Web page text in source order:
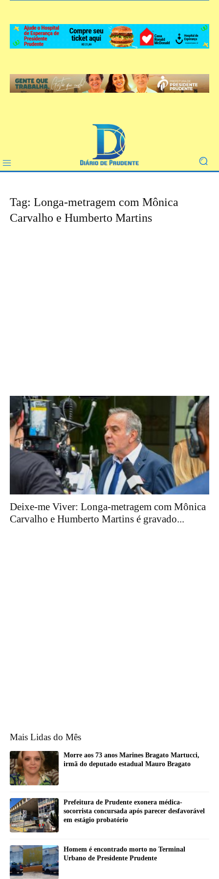
Tag: Longa-metragem com Mônica
Carvalho e Humberto Martins
Deixe-me Viver: Longa-metragem com Mônica
Carvalho e Humberto Martins é gravado...
Mais Lidas do Mês
Morre aos 73 anos Marines Bragato Martucci,
irmã do deputado estadual Mauro Bragato
Prefeitura de Prudente exonera médica-
socorrista concursada após parecer desfavorável
em estágio probatório
Homem é encontrado morto no Terminal
Urbano de Presidente Prudente